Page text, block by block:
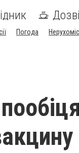
Погода